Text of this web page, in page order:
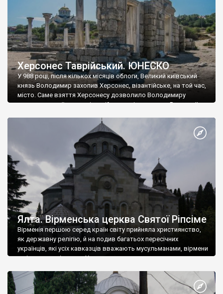
Херсонес Таврійський. ЮНЕСКО
У 988 році, після кількох місяців облоги, Великий київський
князь Володимир захопив Херсонес, візантійське, на той час,
місто. Саме взяття Херсонесу дозволило Володимиру
диктувати свої умови візантійському імператору Василю ІІ, та
Херсонесі Володимир-язичник, став Василем-християнином.
А потім було Хрещення Русі. На честь Херсонесу Таврійського
Ялта. Вірменська церква Святої Ріпсіме
Вірменія першою серед країн світу прийняла християнство,
як державну релігію, й на подив багатьох пересічних
українців, які усіх кавказців вважають мусульманами, вірмени
є відданими вірянами Христа